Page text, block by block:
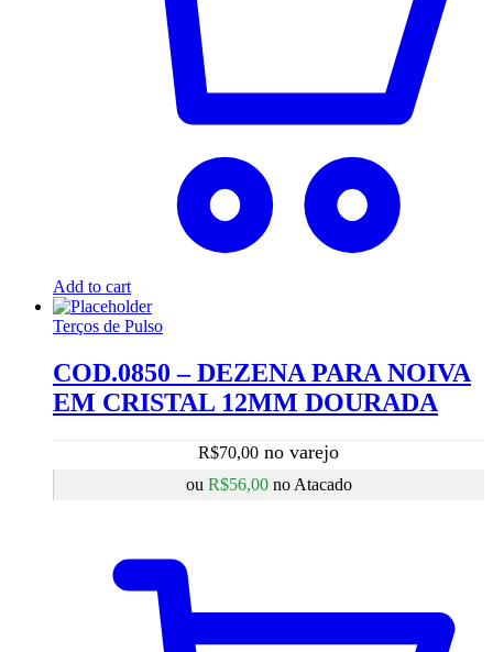
Add to cart
Terços de Pulso
COD.0850 – DEZENA PARA NOIVA
EM CRISTAL 12MM DOURADA
R$70,00
ou R$56,00 no Atacado